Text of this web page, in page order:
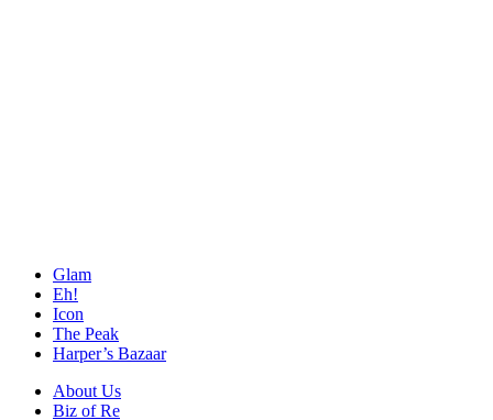
Glam
Eh!
Icon
The Peak
Harper’s Bazaar
About Us
Biz of Re